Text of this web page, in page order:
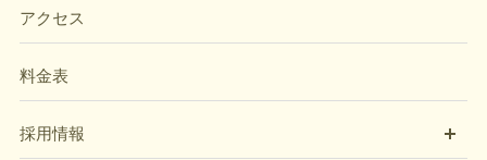
アクセス
料金表
採用情報